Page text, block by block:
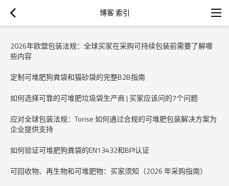
博客 索引
2026年欧盟包装法规：全球买家在采购可持续包装前需要了解哪
些内容
定制可堆肥狗粪袋和猫砂袋的完整B2B指南
如何选择可靠的可堆肥垃圾袋生产商 | 买家应该问的7个问题
应对全球包装法规：Torise 如何通过合规的可堆肥包装解决方案为
企业提供支持
如何验证可堆肥狗粪袋的EN13432和BPI认证
可回收物、再生物和可堆肥物：买家须知（2026 年采购指南）